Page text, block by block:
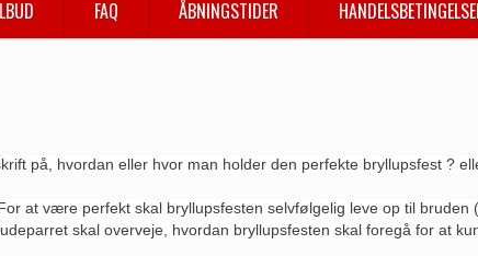
FAQ ÅBNINGSTIDER
på, hvordan eller hvor man holder den perfekte bryllupsfest ?
at være perfekt skal bryllupsfesten selvfølgelig leve op til bruden
skal overveje, hvordan bryllupsfesten skal foregå for at